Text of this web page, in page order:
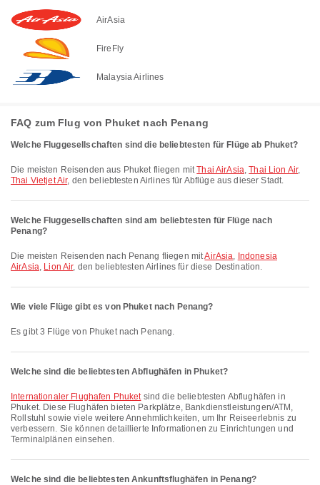
AirAsia
FireFly
Malaysia Airlines
FAQ zum Flug von Phuket nach Penang
Welche Fluggesellschaften sind die beliebtesten für Flüge ab Phuket?
Die meisten Reisenden aus Phuket fliegen mitThai AirAsia,Thai Lion Air,
Thai Vietjet Air, den beliebtesten Airlines für Abflüge aus dieser Stadt.
Welche Fluggesellschaften sind am beliebtesten für Flüge nach
Penang?
Die meisten Reisenden nach Penang fliegen mitAirAsia, Indonesia
AirAsia, Lion Air, den beliebtesten Airlines für diese Destination.
Wie viele Flüge gibt es von Phuket nach Penang?
Es gibt 3 Flüge von Phuket nach Penang.
Welche sind die beliebtesten Abflughäfen in Phuket?
Internationaler Flughafen Phuketsind die beliebtesten Abflughäfen in
Phuket. Diese Flughäfen bieten Parkplätze, Bankdienstleistungen/ATM,
Rollstuhl sowie viele weitere Annehmlichkeiten, um Ihr Reiseerlebnis zu
verbessern. Sie können detaillierte Informationen zu Einrichtungen und
Terminalplänen einsehen.
Welche sind die beliebtesten Ankunftsflughäfen in Penang?